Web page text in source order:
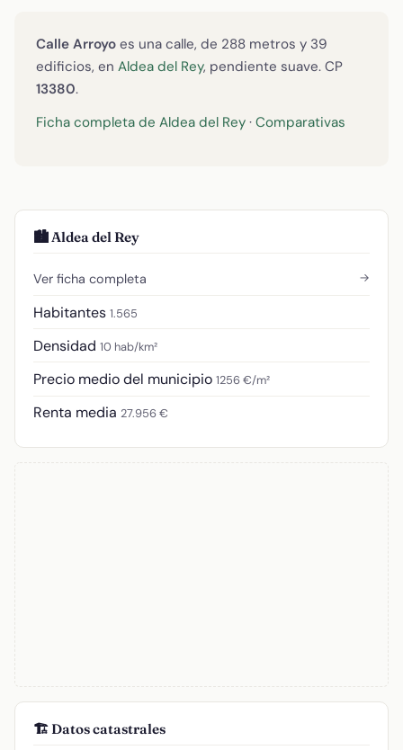
Calle Arroyo es una calle, de 288 metros y 39
edificios, en Aldea del Rey, pendiente suave. CP
13380.
Ficha completa de Aldea del Rey · Comparativas
🏙️ Aldea del Rey
Ver ficha completa →
Habitantes 1.565
Densidad 10 hab/km²
Precio medio del municipio 1256 €/m²
Renta media 27.956 €
🏗️ Datos catastrales